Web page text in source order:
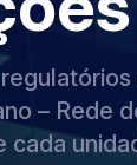
– Rede
cada